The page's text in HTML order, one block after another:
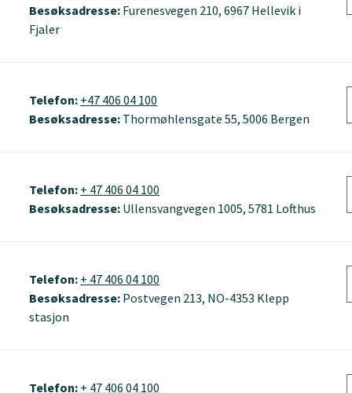
Besøksadresse: Furenesvegen 210, 6967 Hellevik i
Fjaler
Telefon: +47 406 04 100
Besøksadresse: Thormøhlensgate 55, 5006 Bergen
Telefon: + 47 406 04 100
Besøksadresse: Ullensvangvegen 1005, 5781 Lofthus
Telefon: + 47 406 04 100
Besøksadresse: Postvegen 213, NO-4353 Klepp
stasjon
Telefon: + 47 406 04 100